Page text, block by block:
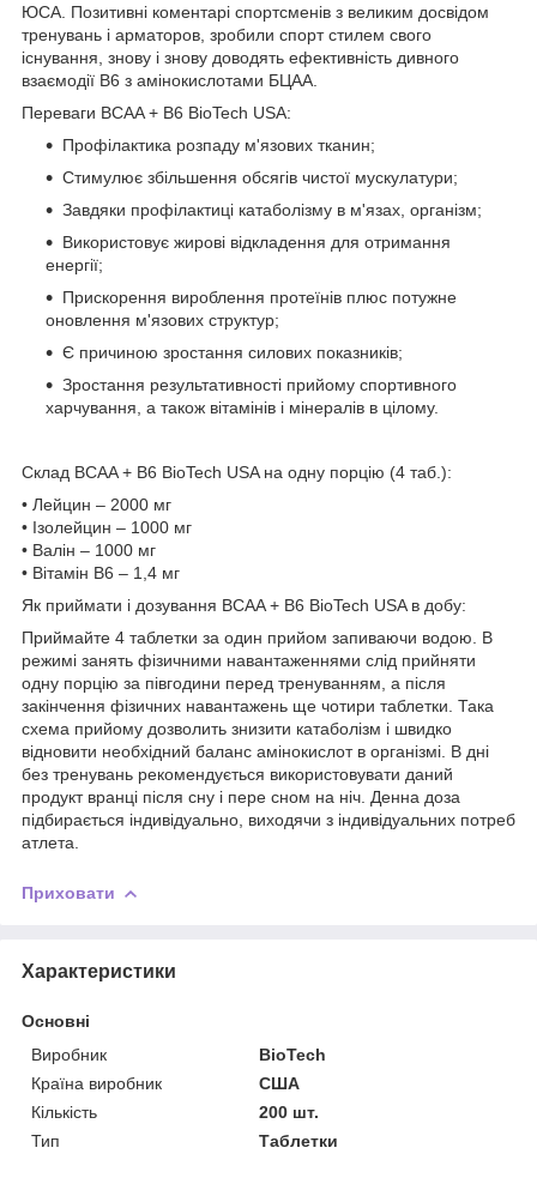
ЮСА. Позитивні коментарі спортсменів з великим досвідом
тренувань і арматоров, зробили спорт стилем свого
існування, знову і знову доводять ефективність дивного
взаємодії В6 з амінокислотами БЦАА.
Переваги BCAA + B6 BioTech USA:
Профілактика розпаду м'язових тканин;
Стимулює збільшення обсягів чистої мускулатури;
Завдяки профілактиці катаболізму в м'язах, організм;
Використовує жирові відкладення для отримання
енергії;
Прискорення вироблення протеїнів плюс потужне
оновлення м'язових структур;
Є причиною зростання силових показників;
Зростання результативності прийому спортивного
харчування, а також вітамінів і мінералів в цілому.
Склад BCAA + B6 BioTech USA на одну порцію (4 таб.):
• Лейцин – 2000 мг
• Ізолейцин – 1000 мг
• Валін – 1000 мг
• Вітамін B6 – 1,4 мг
Як приймати і дозування BCAA + B6 BioTech USA в добу:
Приймайте 4 таблетки за один прийом запиваючи водою. В
режимі занять фізичними навантаженнями слід прийняти
одну порцію за півгодини перед тренуванням, а після
закінчення фізичних навантажень ще чотири таблетки. Така
схема прийому дозволить знизити катаболізм і швидко
відновити необхідний баланс амінокислот в організмі. В дні
без тренувань рекомендується використовувати даний
продукт вранці після сну і пере сном на ніч. Денна доза
підбирається індивідуально, виходячи з індивідуальних потреб
атлета.
Приховати
Характеристики
Основні
Виробник
BioTech
Країна виробник
США
Кількість
200 шт.
Тип
Таблетки